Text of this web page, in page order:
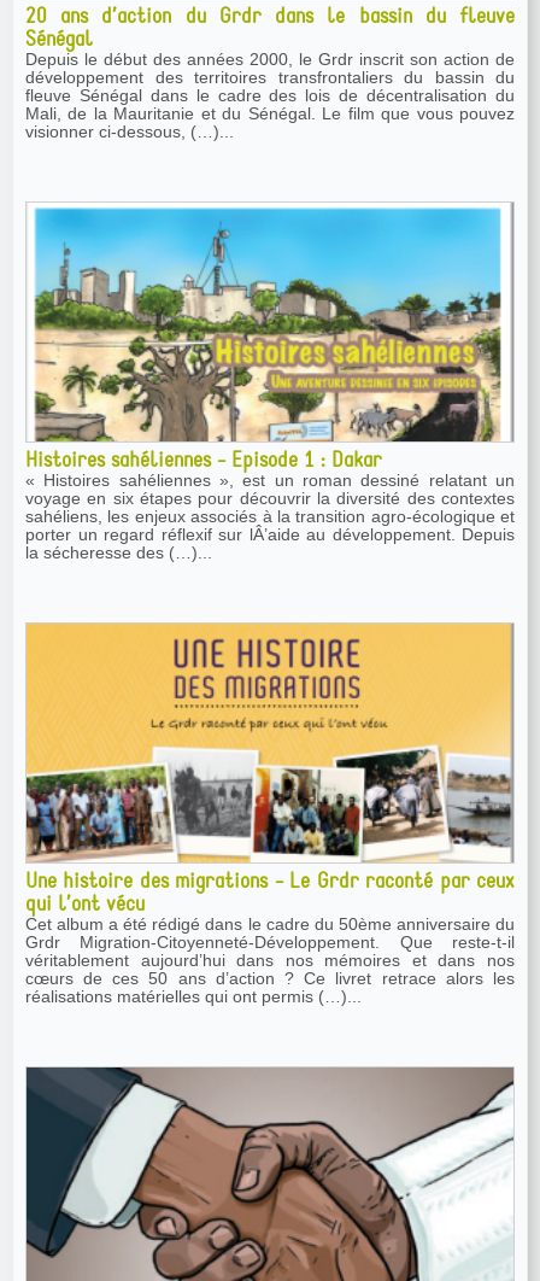
20 ans d’action du Grdr dans le bassin du fleuve
Sénégal
Depuis le début des années 2000, le Grdr inscrit son action de
développement des territoires transfrontaliers du bassin du
fleuve Sénégal dans le cadre des lois de décentralisation du
Mali, de la Mauritanie et du Sénégal. Le film que vous pouvez
visionner ci-dessous, (…)...
Histoires sahéliennes - Episode 1 : Dakar
« Histoires sahéliennes », est un roman dessiné relatant un
voyage en six étapes pour découvrir la diversité des contextes
sahéliens, les enjeux associés à la transition agro-écologique et
porter un regard réflexif sur lÂ’aide au développement. Depuis
la sécheresse des (…)...
Une histoire des migrations - Le Grdr raconté par ceux
qui l’ont vécu
Cet album a été rédigé dans le cadre du 50ème anniversaire du
Grdr Migration-Citoyenneté-Développement. Que reste-t-il
véritablement aujourd’hui dans nos mémoires et dans nos
cœurs de ces 50 ans d’action ? Ce livret retrace alors les
réalisations matérielles qui ont permis (…)...